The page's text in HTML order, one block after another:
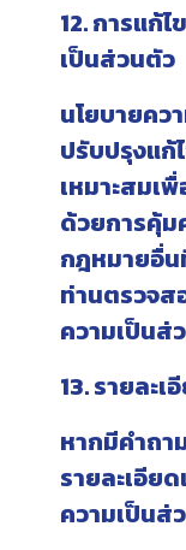
12. การแก้
เป็นส่วนตัว
นโยบายคว
ปรับปรุงแก้
เหมาะสมเ
ด้วยการคุ้
กฎหมายอื่น
ท่านตรวจส
ความเป็นส่
13. รายละ
หากมีคำถา
รายละเอีย
ความเป็นส่